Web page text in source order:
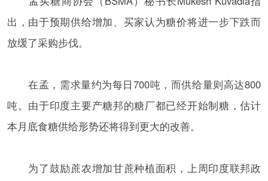
出，由于预期供给增加、买家认为糖价将进一步下跌而
放缓了采购步伐。
在孟，需求量约为每日700吨，而供给量则高达800
吨。由于印度主要产糖邦的糖厂都已经开始制糖，估计
本月底食糖供给形势还将得到更大的改善。
为了鼓励蔗农增加甘蔗种植面积，上周印度联邦政